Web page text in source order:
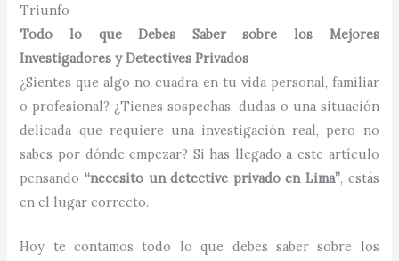
Triunfo
Todo lo que Debes Saber sobre los Mejores
Investigadores y Detectives Privados
¿Sientes que algo no cuadra en tu vida personal, familiar
o profesional? ¿Tienes sospechas, dudas o una situación
delicada que requiere una investigación real, pero no
sabes por dónde empezar? Si has llegado a este artículo
pensando“necesito un detective privado en Lima”, estás
en el lugar correcto.
Hoy te contamos todo lo que debes saber sobre los